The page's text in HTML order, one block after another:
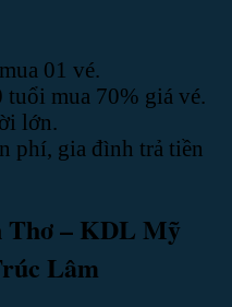
01 vé.
tuổi mua 70% giá vé.
lớn.
phí, gia đình trả tiền
Thơ – KDL Mỹ
Lâm